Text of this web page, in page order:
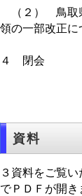
（２） 鳥取
領の一部改正に
４ 閉会
資料
３資料をご覧
でＰＤＦが開き